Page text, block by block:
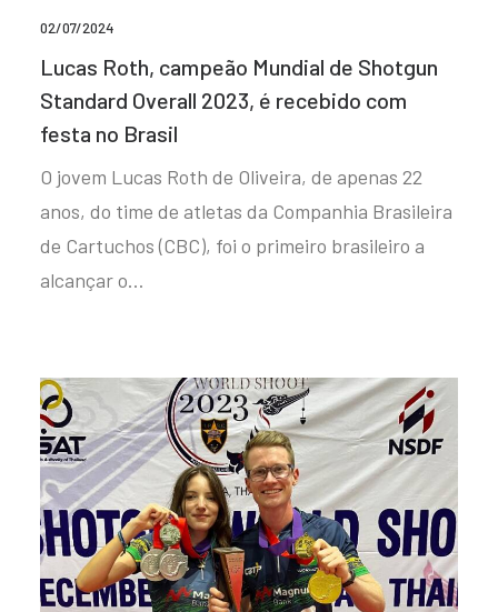
02/07/2024
Lucas Roth, campeão Mundial de Shotgun
Standard Overall 2023, é recebido com
festa no Brasil
O jovem Lucas Roth de Oliveira, de apenas 22
anos, do time de atletas da Companhia Brasileira
de Cartuchos (CBC), foi o primeiro brasileiro a
alcançar o…